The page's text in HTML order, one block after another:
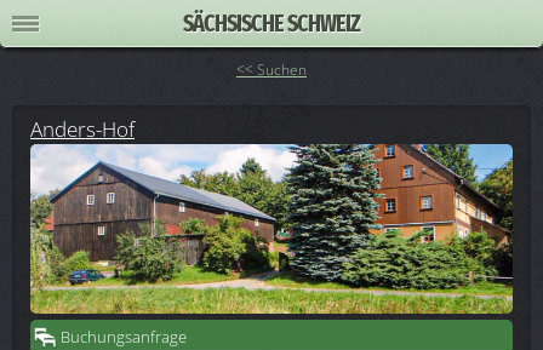
SÄCHSISCHE SCHWEIZ
<< Suchen
Anders-Hof
Buchungsanfrage